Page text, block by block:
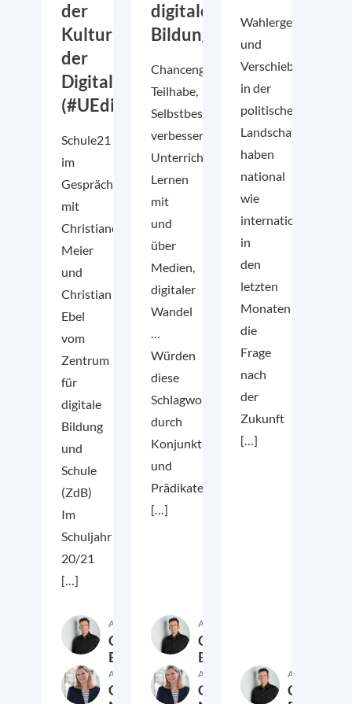
der
Kultur
der
Digitalität
(#UEdigital)
Schule21
im
Gespräch
mit
Christiane
Meier
und
Christian
Ebel
vom
Zentrum
für
digitale
Bildung
und
Schule
(ZdB)
Im
Schuljahr
20/21
[…]
Autor:in
Christian
Ebel
Autor:in
Christiane
digitale
Bildung“
Chancengerechtigkeit,
Teilhabe,
Selbstbestimmung,
verbesserte
Unterrichtsqualität,
Lernen
mit
und
über
Medien,
digitaler
Wandel
…
Würden
diese
Schlagworte
durch
Konjunktionen
und
Prädikate
[…]
Autor:in
Christian
Ebel
Autor:in
Christiane
Wahlergebnisse
und
Verschiebungen
in der
politischen
Landschaft
haben
national
wie
international
in
den
letzten
Monaten
die
Frage
nach
der
Zukunft
[…]
Autor:in
Christian